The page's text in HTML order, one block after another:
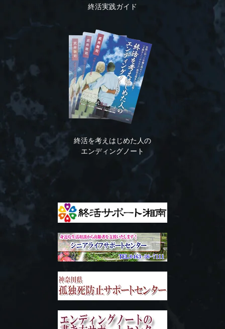
終活実践ガイド
終活を考えはじめた人の
エンディングノート